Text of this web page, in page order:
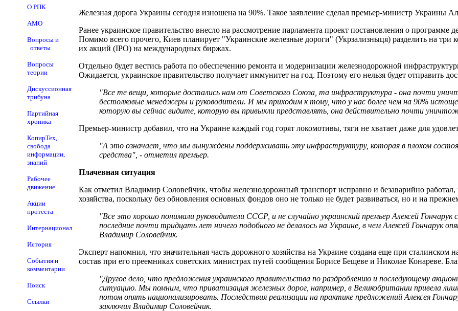
О РПК
АМО
Вопросы и
ответы
Вопросы
теории
Дискуссионная
трибуна
Партийная
хроника
КопирТех,
свобода
информации,
знаний
Рабочее
движение
Акции
протеста
Интернационал
История
События и
комментарии
Поиск
Ссылки
Железная дорога Украины сегодня изношена на 90%. Такое заявление сделал премьер-министр Украины
Ранее украинское правительство внесло на рассмотрение парламента проект постановления о программе
Помимо всего прочего, Киев планирует "Украинские железные дороги" (Укрзализныця) разделить на три
их акций (IPO) на международных биржах.
Отдельно будет вестись работа по обеспечению ремонта и модернизации железнодорожной
Ожидается, украинское правительство получает иммунитет на год. Поэтому его нельзя будет отправить
"Все те вещи, которые достались нам от Советского Союза, та инфраструктура - она почти
бестолковые менеджеры и руководители. И мы приходим к тому, что у нас более чем на 90%
которую вы сейчас видите, которую вы привыкли представлять, она действительно почти
Премьер-министр добавил, что на Украине каждый год горят локомотивы, тяги не хватает даже для
"А это означает, что мы вынуждены поддерживать эту инфраструктуру, которая в плохом
средства", - отметил премьер.
Плачевная ситуация
Как отметил Владимир Соловейчик, чтобы железнодорожный транспорт исправно и безаварийно
хозяйства, поскольку без обновления основных фондов оно не только не будет развиваться, но и на
"Все это хорошо понимали руководители СССР, и не случайно украинский премьер Алексей Гончарук
последние почти тридцать лет ничего подобного не делалось на Украине, в чем Алексей Гончарук
Владимир Соловейчик.
Эксперт напомнил, что значительная часть дорожного хозяйства на Украине создана еще при
состав при его преемниках советских министрах путей сообщения Борисе Бещеве и Николае Конареве.
"Другое дело, что предложения украинского правительства по раздроблению и последующему
ситуацию. Мы помним, что приватизация железных дорог, например, в Великобритании привела
потом опять национализировать. Последствия реализации на практике предложений Алексея
заключил Владимир Соловейчик.